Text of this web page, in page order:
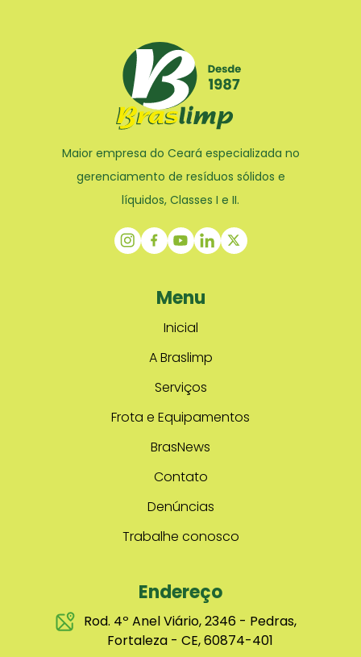
Maior empresa do Ceará especializada no
gerenciamento de resíduos sólidos e
líquidos, Classes I e II.
Menu
Inicial
A Braslimp
Serviços
Frota e Equipamentos
BrasNews
Contato
Denúncias
Trabalhe conosco
Endereço
Rod. 4º Anel Viário, 2346 - Pedras,
Fortaleza - CE, 60874-401